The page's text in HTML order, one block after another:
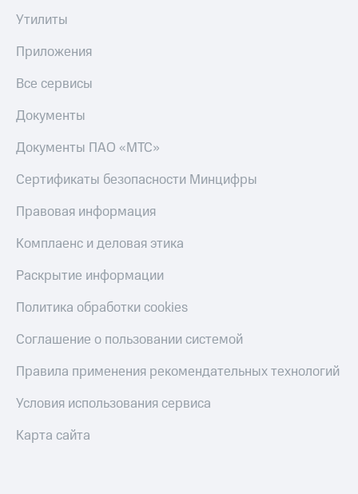
Утилиты
Приложения
Все сервисы
Документы
Документы ПАО «МТС»
Сертификаты безопасности Минцифры
Правовая информация
Комплаенс и деловая этика
Раскрытие информации
Политика обработки cookies
Соглашение о пользовании системой
Правила применения рекомендательных технологий
Условия использования сервиса
Карта сайта